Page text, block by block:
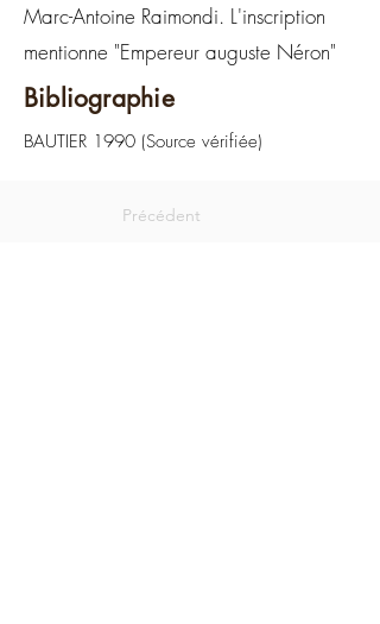
Marc-Antoine Raimondi. L'inscription
mentionne "Empereur auguste Néron"
Bibliographie
BAUTIER 1990 (Source vérifiée)
Précédent